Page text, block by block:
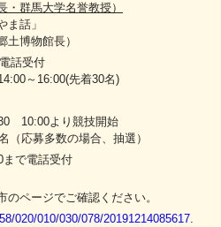
・群馬大学名誉教授）
ま話」
博物館長）
話受付
～16:00(先着30名)
10:00より競技開始
応募多数の場合、抽選）
まで電話受付
ページでご確認ください。
020/010/030/078/20191214085617.